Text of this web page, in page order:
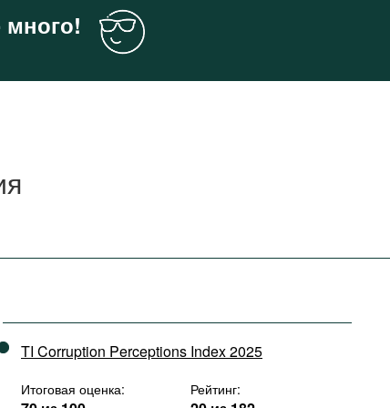
много!
TI Corruption Perceptions Index 2025
Итоговая оценка: Рейтинг: